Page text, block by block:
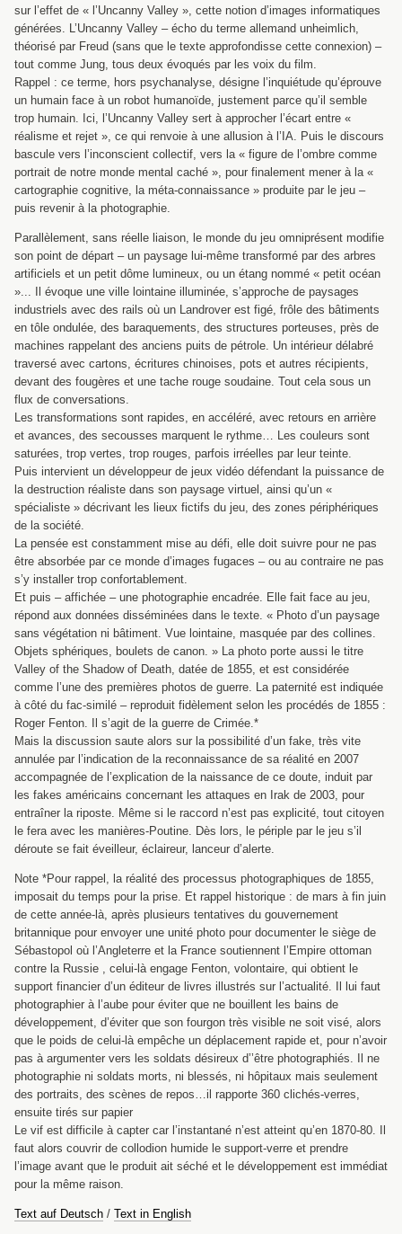
sur l’effet de « l’Uncanny Valley », cette notion d’images informatiques
générées. L’Uncanny Valley – écho du terme allemand unheimlich,
théorisé par Freud (sans que le texte approfondisse cette connexion) –
tout comme Jung, tous deux évoqués par les voix du film.
Rappel : ce terme, hors psychanalyse, désigne l’inquiétude qu’éprouve
un humain face à un robot humanoïde, justement parce qu’il semble
trop humain. Ici, l’Uncanny Valley sert à approcher l’écart entre «
réalisme et rejet », ce qui renvoie à une allusion à l’IA. Puis le discours
bascule vers l’inconscient collectif, vers la « figure de l’ombre comme
portrait de notre monde mental caché », pour finalement mener à la «
cartographie cognitive, la méta-connaissance » produite par le jeu –
puis revenir à la photographie.
Parallèlement, sans réelle liaison, le monde du jeu omniprésent modifie
son point de départ – un paysage lui-même transformé par des arbres
artificiels et un petit dôme lumineux, ou un étang nommé « petit océan
»... Il évoque une ville lointaine illuminée, s’approche de paysages
industriels avec des rails où un Landrover est figé, frôle des bâtiments
en tôle ondulée, des baraquements, des structures porteuses, près de
machines rappelant des anciens puits de pétrole. Un intérieur délabré
traversé avec cartons, écritures chinoises, pots et autres récipients,
devant des fougères et une tache rouge soudaine. Tout cela sous un
flux de conversations.
Les transformations sont rapides, en accéléré, avec retours en arrière
et avances, des secousses marquent le rythme… Les couleurs sont
saturées, trop vertes, trop rouges, parfois irréelles par leur teinte.
Puis intervient un développeur de jeux vidéo défendant la puissance de
la destruction réaliste dans son paysage virtuel, ainsi qu’un «
spécialiste » décrivant les lieux fictifs du jeu, des zones périphériques
de la société.
La pensée est constamment mise au défi, elle doit suivre pour ne pas
être absorbée par ce monde d’images fugaces – ou au contraire ne pas
s’y installer trop confortablement.
Et puis – affichée – une photographie encadrée. Elle fait face au jeu,
répond aux données disséminées dans le texte. « Photo d’un paysage
sans végétation ni bâtiment. Vue lointaine, masquée par des collines.
Objets sphériques, boulets de canon. » La photo porte aussi le titre
Valley of the Shadow of Death, datée de 1855, et est considérée
comme l’une des premières photos de guerre. La paternité est indiquée
à côté du fac-similé – reproduit fidèlement selon les procédés de 1855 :
Roger Fenton. Il s’agit de la guerre de Crimée.*
Mais la discussion saute alors sur la possibilité d’un fake, très vite
annulée par l’indication de la reconnaissance de sa réalité en 2007
accompagnée de l’explication de la naissance de ce doute, induit par
les fakes américains concernant les attaques en Irak de 2003, pour
entraîner la riposte. Même si le raccord n’est pas explicité, tout citoyen
le fera avec les manières-Poutine. Dès lors, le périple par le jeu s’il
déroute se fait éveilleur, éclaireur, lanceur d’alerte.
Note *Pour rappel, la réalité des processus photographiques de 1855,
imposait du temps pour la prise. Et rappel historique : de mars à fin juin
de cette année-là, après plusieurs tentatives du gouvernement
britannique pour envoyer une unité photo pour documenter le siège de
Sébastopol où l’Angleterre et la France soutiennent l’Empire ottoman
contre la Russie , celui-là engage Fenton, volontaire, qui obtient le
support financier d’un éditeur de livres illustrés sur l’actualité. Il lui faut
photographier à l’aube pour éviter que ne bouillent les bains de
développement, d’éviter que son fourgon très visible ne soit visé, alors
que le poids de celui-là empêche un déplacement rapide et, pour n’avoir
pas à argumenter vers les soldats désireux d’’être photographiés. Il ne
photographie ni soldats morts, ni blessés, ni hôpitaux mais seulement
des portraits, des scènes de repos…il rapporte 360 clichés-verres,
ensuite tirés sur papier
Le vif est difficile à capter car l’instantané n’est atteint qu’en 1870-80. Il
faut alors couvrir de collodion humide le support-verre et prendre
l’image avant que le produit ait séché et le développement est immédiat
pour la même raison.
Text auf Deutsch / Text in English